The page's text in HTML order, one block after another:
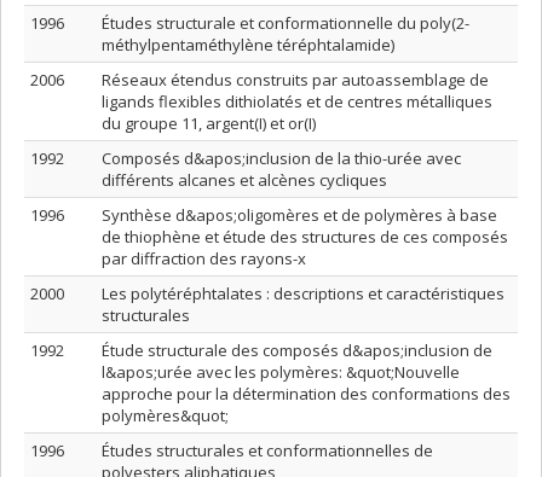
1996
Études structurale et conformationnelle du poly(2-
méthylpentaméthylène téréphtalamide)
2006
Réseaux étendus construits par autoassemblage de
ligands flexibles dithiolatés et de centres métalliques
du groupe 11, argent(I) et or(I)
1992
Composés d&apos;inclusion de la thio-urée avec
différents alcanes et alcènes cycliques
1996
Synthèse d&apos;oligomères et de polymères à base
de thiophène et étude des structures de ces composés
par diffraction des rayons-x
2000
Les polytéréphtalates : descriptions et caractéristiques
structurales
1992
Étude structurale des composés d&apos;inclusion de
l&apos;urée avec les polymères: &quot;Nouvelle
approche pour la détermination des conformations des
polymères&quot;
1996
Études structurales et conformationnelles de
polyesters aliphatiques